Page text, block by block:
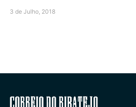
3 de Julho, 2018
Correio do